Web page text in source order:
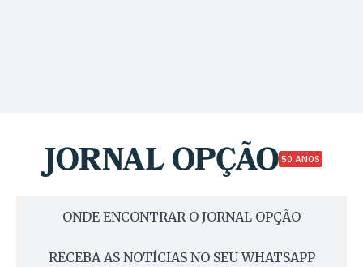
50 ANOS
ONDE ENCONTRAR O JORNAL OPÇÃO
RECEBA AS NOTÍCIAS NO SEU WHATSAPP